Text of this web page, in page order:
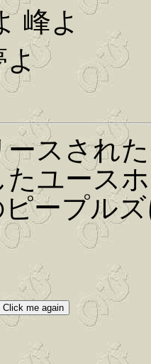
峰よ
よ
ースされ
たユース
ープル